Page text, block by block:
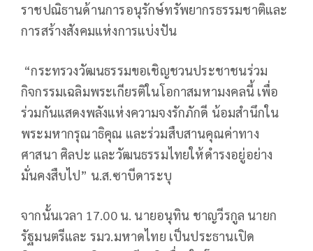
ราชปณิธานด้านการอนุรักษ์ทรัพยากรธรรมชาติและ
การสร้างสังคมแห่งการแบ่งปัน
“กระทรวงวัฒนธรรมขอเชิญชวนประชาชนร่วม
กิจกรรมเฉลิมพระเกียรติในโอกาสมหามงคลนี้ เพื่อ
ร่วมกันแสดงพลังแห่งความจงรักภักดี น้อมสำนึกใน
พระมหากรุณาธิคุณ และร่วมสืบสานคุณค่าทาง
ศาสนา ศิลปะ และวัฒนธรรมไทยให้ดำรงอยู่อย่าง
มั่นคงสืบไป” น.ส.ซาบีดาระบุ
จากนั้นเวลา 17.00 น. นายอนุทิน ชาญวีรกูล นายก
รัฐมนตรีและ รมว.มหาดไทย เป็นประธานเปิด